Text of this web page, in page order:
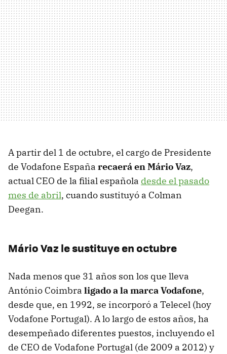
A partir del 1 de octubre, el cargo de Presidente
de Vodafone España recaerá en Mário Vaz,
actual CEO de la filial española desde el pasado
mes de abril, cuando sustituyó a Colman
Deegan.
Mário Vaz le sustituye en octubre
Nada menos que 31 años son los que lleva
António Coimbra ligado a la marca Vodafone,
desde que, en 1992, se incorporó a Telecel (hoy
Vodafone Portugal). A lo largo de estos años, ha
desempeñado diferentes puestos, incluyendo el
de CEO de Vodafone Portugal (de 2009 a 2012) y